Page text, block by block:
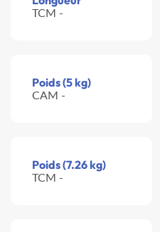
TCM -
Poids (5 kg)
CAM -
Poids (7.26 kg)
TCM -